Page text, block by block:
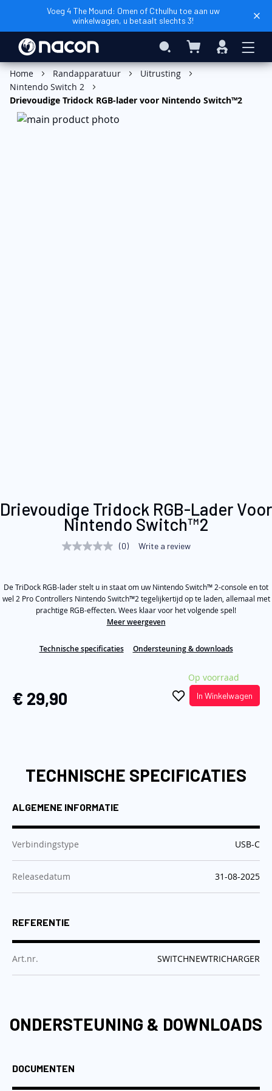
Voeg 4 The Mound: Omen of Cthulhu toe aan uw
winkelwagen, u betaalt slechts 3!
Search Winkelwagen
Inloggen
In Winkelwagen
Home Randapparatuur
Uitrusting
Nintendo Switch 2
Drievoudige Tridock RGB-lader voor Nintendo Switch™2
Ga
naar
afbeeldingen-
gallerij
Drievoudige Tridock RGB-Lader Voor
Nintendo Switch™2
No
page
link.
(0) Write a review
De TriDock RGB-lader stelt u in staat om uw Nintendo Switch™ 2-console en tot
wel 2 Pro Controllers Nintendo Switch™2 tegelijkertijd op te laden, allemaal met
prachtige RGB-effecten. Wees klaar voor het volgende spel!
Meer weergeven
Technische specificaties Ondersteuning & downloads
€ 29,90
Op voorraad
In Winkelwagen
TECHNISCHE SPECIFICATIES
ALGEMENE INFORMATIE
Verbindingstype :USB-C
Releasedatum :31-08-2025
REFERENTIE
Art.nr. :SWITCHNEWTRICHARGER
ONDERSTEUNING & DOWNLOADS
DOCUMENTEN